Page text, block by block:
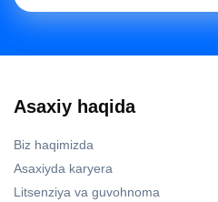
Asaxiy haqida
Biz haqimizda
Asaxiyda karyera
Litsenziya va guvohnoma